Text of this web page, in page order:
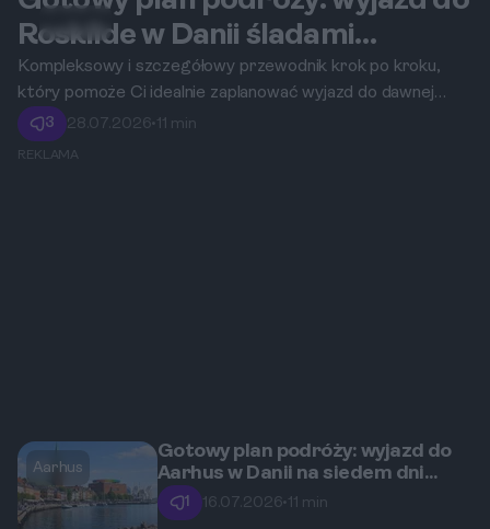
Roskilde w Danii śladami
wikingów z czasem na relaks nad
fiordem
Kompleksowy i szczegółowy przewodnik krok po kroku,
który pomoże Ci idealnie zaplanować wyjazd do dawnej
stolicy Danii, łącząc historyczne odkrycia z głębokim
wypoczynkiem na łonie natury.
3 28.07.2026• 11 min
REKLAMA
Aarhus
Gotowy plan podróży: wyjazd do
Aarhus w Danii na siedem dni
pełnych relaksu i niespiesznego
zwiedzania
1 16.07.2026• 11 min